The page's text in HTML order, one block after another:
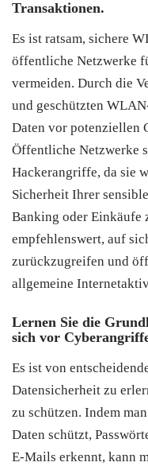
Transaktionen.
Es ist ratsam, sichere
öffentliche Netzwerke
vermeiden. Durch die
und geschützten
Daten vor potenziellen
Öffentliche Netzwerke
Hackerangriffe, da sie
Sicherheit Ihrer
Banking oder Einkäufe
empfehlenswert, auf
zurückzugreifen und
allgemeine
Lernen Sie die
sich vor
Es ist von
Datensicherheit zu
zu schützen. Indem
Daten schützt,
E-Mails erkennt, kann